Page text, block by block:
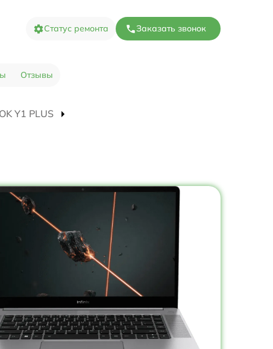
Статус ремонта Заказать звонок
Отзывы
Y1 PLUS